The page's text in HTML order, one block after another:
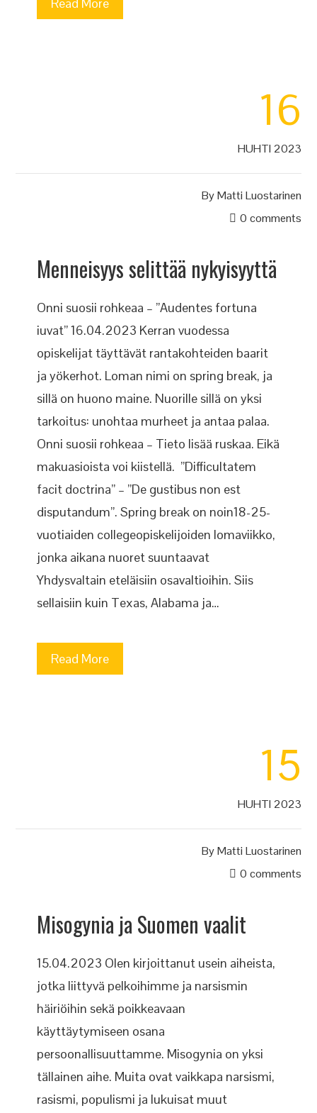
16
HUHTI 2023
ByMatti Luostarinen
0 comments
Menneisyys selittää nykyisyyttä
Onni suosii rohkeaa – ”Audentes fortuna
iuvat” 16.04.2023 Kerran vuodessa
opiskelijat täyttävät rantakohteiden baarit
ja yökerhot. Loman nimi on spring break, ja
sillä on huono maine. Nuorille sillä on yksi
tarkoitus: unohtaa murheet ja antaa palaa.
Onni suosii rohkeaa – Tieto lisää ruskaa. Eikä
makuasioista voi kiistellä. ”Difficultatem
facit doctrina” – ”De gustibus non est
disputandum”. Spring break on noin18-25-
vuotiaiden collegeopiskelijoiden lomaviikko,
jonka aikana nuoret suuntaavat
Yhdysvaltain eteläisiin osavaltioihin. Siis
sellaisiin kuin Texas, Alabama ja…
Read More
15
HUHTI 2023
ByMatti Luostarinen
0 comments
Misogynia ja Suomen vaalit
15.04.2023 Olen kirjoittanut usein aiheista,
jotka liittyvä pelkoihimme ja narsismin
häiriöihin sekä poikkeavaan
käyttäytymiseen osana
persoonallisuuttamme. Misogynia on yksi
tällainen aihe. Muita ovat vaikkapa narsismi,
rasismi, populismi ja lukuisat muut